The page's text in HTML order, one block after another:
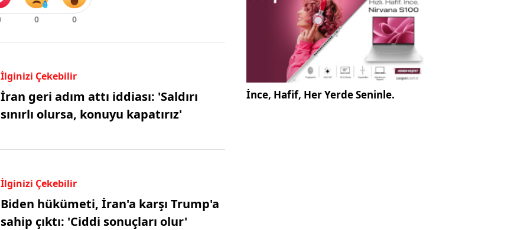
İlginizi Çekebilir
İran geri adım attı iddiası: 'Saldırı
sınırlı olursa, konuyu kapatırız'
İlginizi Çekebilir
Biden hükümeti, İran'a karşı Trump'a
sahip çıktı: 'Ciddi sonuçları olur'
İnce, Hafif, Her Yerde Seninle.